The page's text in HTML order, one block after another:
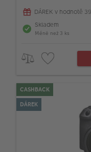
DÁREK v hodnotě
Skladem
Méně než 3 ks
CASHBACK
DÁREK